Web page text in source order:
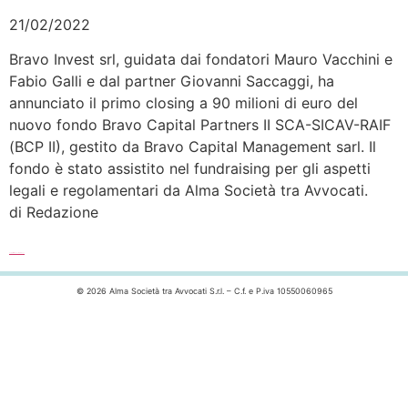
21/02/2022
Bravo Invest srl, guidata dai fondatori Mauro Vacchini e
Fabio Galli e dal partner Giovanni Saccaggi, ha
annunciato il primo closing a 90 milioni di euro del
nuovo fondo Bravo Capital Partners II SCA-SICAV-RAIF
(BCP II), gestito da Bravo Capital Management sarl. Il
fondo è stato assistito nel fundraising per gli aspetti
legali e regolamentari da Alma Società tra Avvocati.
di Redazione
© 2026 Alma Società tra Avvocati S.r.l. – C.f. e P.iva 10550060965